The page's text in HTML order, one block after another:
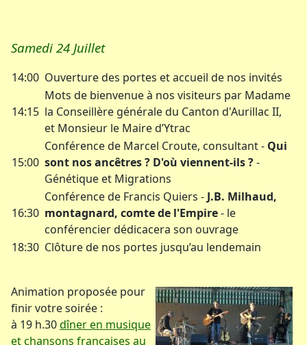
Samedi 24 Juillet
14:00 Ouverture des portes et accueil de nos invités
14:15
Mots de bienvenue à nos visiteurs par Madame
la Conseillère générale du Canton d'Aurillac II,
et Monsieur le Maire d’Ytrac
15:00
Conférence de Marcel Croute, consultant - Qui
sont nos ancêtres ? D'où viennent-ils ?-
Génétique et Migrations
16:30
Conférence de Francis Quiers - J.B. Milhaud,
montagnard, comte de l'Empire- le
conférencier dédicacera son ouvrage
18:30 Clôture de nos portes jusqu’au lendemain
Animation proposée pour
finir votre soirée :
à 19 h.30dîner en musique
et chansons françaises au